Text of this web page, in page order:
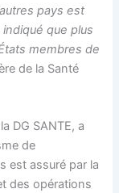
pays est
que plus
membres de
de la Santé
DG SANTE, a
de
est assuré par la
des opérations